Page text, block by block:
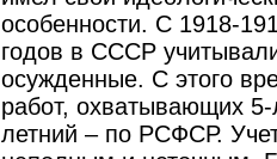
особенности. С 1918-
годов в СССР
осужденные. С этого
работ, охватыва­ющих
летний – по РСФСР.